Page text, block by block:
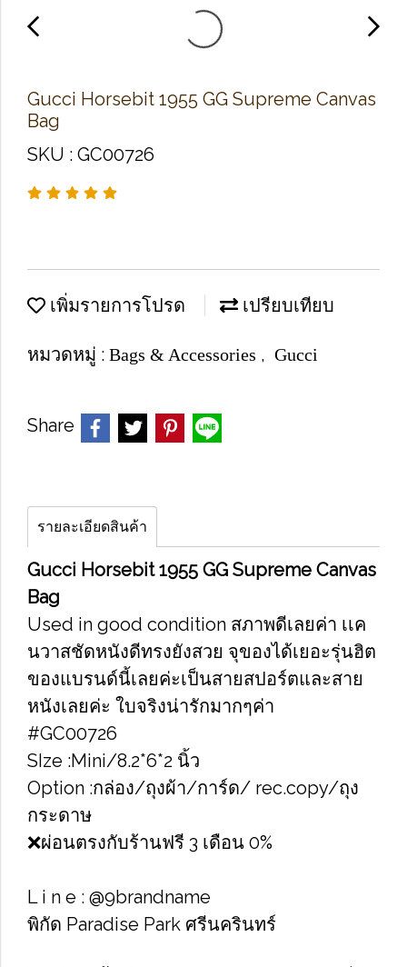
Gucci Horsebit 1955 GG Supreme Canvas
Bag
SKU : GC00726
เพิ่มรายการโปรด เปรียบเทียบ
หมวดหมู่ : Bags & Accessories , Gucci
Share
รายละเอียดสินค้า
Gucci Horsebit 1955 GG Supreme Canvas
Bag
Used in good condition สภาพดีเลยค่า เเค
นวาสชัดหนังดีทรงยังสวย จุของได้เยอะรุ่นฮิต
ของแบรนด์นี้เลยค่ะเป็นสายสปอร์ตและสาย
หนังเลยค่ะ ใบจริงน่ารักมากๆค่า
#GC00726
SIze :Mini/8.2*6*2 นิ้ว
Option :กล่อง/ถุงผ้า/การ์ด/ rec.copy/ถุง
กระดาษ
❌ผ่อนตรงกับร้านฟรี 3 เดือน 0%
L i n e : @9brandname
พิกัด Paradise Park ศรีนครินทร์